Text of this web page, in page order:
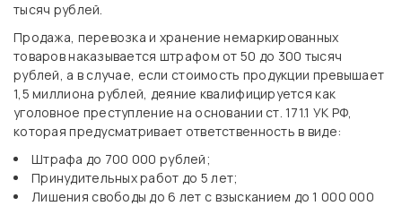
тысяч рублей.
Продажа, перевозка и хранение немаркированных
товаров наказывается штрафом от 50 до 300 тысяч
рублей, а в случае, если стоимость продукции превышает
1,5 миллиона рублей, деяние квалифицируется как
уголовное преступление на основании ст. 171.1 УК РФ,
которая предусматривает ответственность в виде:
Штрафа до 700 000 рублей;
Принудительных работ до 5 лет;
Лишения свободы до 6 лет с взысканием до 1 000 000